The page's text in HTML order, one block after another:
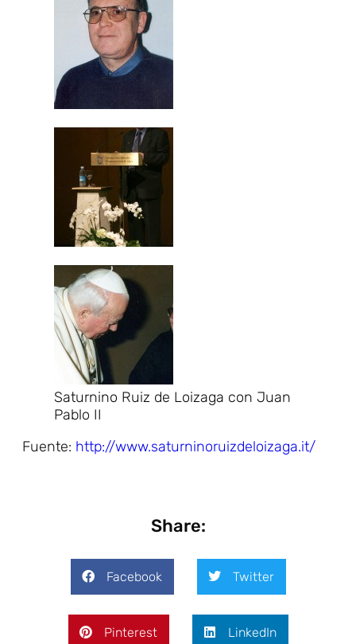
Saturnino Ruiz de Loizaga con Juan
Pablo II
Fuente: http://www.saturninoruizdeloizaga.it/
Share:
Facebook Twitter
Pinterest LinkedIn